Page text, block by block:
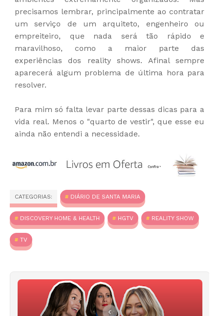
precisamos lembrar, principalmente ao contratar
um serviço de um arquiteto, engenheiro ou
empreiteiro, que nada será tão rápido e
maravilhoso, como a maior parte das
experiências dos reality shows. Afinal sempre
aparecerá algum problema de última hora para
resolver.
Para mim só falta levar parte dessas dicas para a
vida real. Menos o "quarto de vestir", que esse eu
ainda não entendi a necessidade.
CATEGORIAS: DIÁRIO DE SANTA MARIA
DISCOVERY HOME & HEALTH HGTV REALITY SHOW
TV